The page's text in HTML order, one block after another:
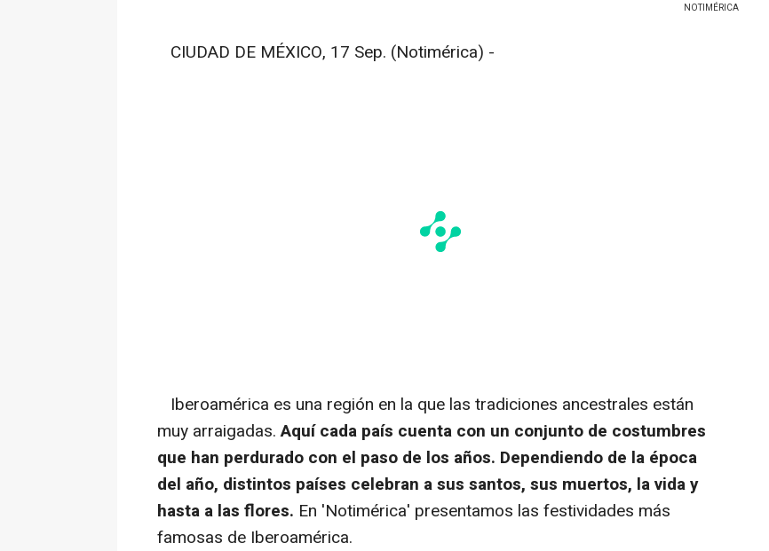
NOTIMÉRICA
CIUDAD DE MÉXICO, 17 Sep. (Notimérica) -
Iberoamérica es una región en la que las tradiciones ancestrales están
muy arraigadas.Aquí cada país cuenta con un conjunto de costumbres
que han perdurado con el paso de los años. Dependiendo de la época
del año, distintos países celebran a sus santos, sus muertos, la vida y
hasta a las flores. En 'Notimérica' presentamos las festividades más
famosas de Iberoamérica.